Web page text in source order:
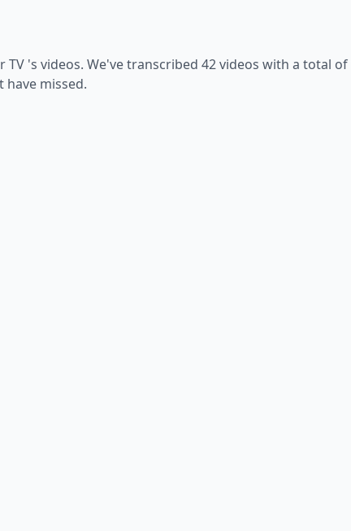
TV 's videos. We've transcribed 42videos with a total of
missed.